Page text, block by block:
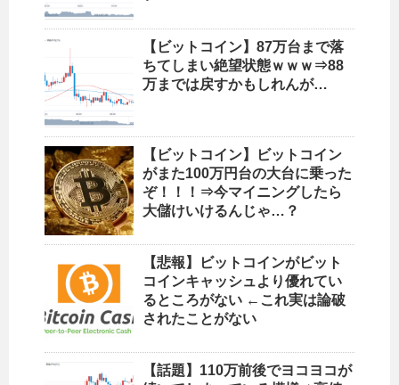
【ビットコイン】87万台まで落
ちてしまい絶望状態ｗｗｗ⇒88
万までは戻すかもしれんが…
【ビットコイン】ビットコイン
がまた100万円台の大台に乗った
ぞ！！！⇒今マイニングしたら
大儲けいけるんじゃ…？
【悲報】ビットコインがビット
コインキャッシュより優れてい
るところがない ←これ実は論破
されたことがない
【話題】110万前後でヨコヨコが